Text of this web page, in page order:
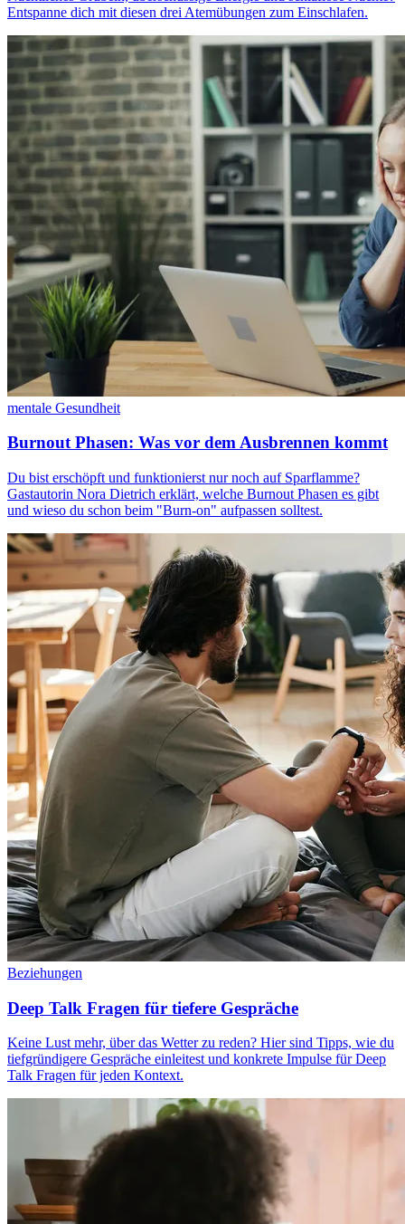
Entspanne dich mit diesen drei Atemübungen zum Einschlafen.
mentale Gesundheit
Burnout Phasen: Was vor dem Ausbrennen kommt
Du bist erschöpft und funktionierst nur noch auf Sparflamme?
Gastautorin Nora Dietrich erklärt, welche Burnout Phasen es gibt
und wieso du schon beim "Burn-on" aufpassen solltest.
Beziehungen
Deep Talk Fragen für tiefere Gespräche
Keine Lust mehr, über das Wetter zu reden? Hier sind Tipps, wie du
tiefgründigere Gespräche einleitest und konkrete Impulse für Deep
Talk Fragen für jeden Kontext.